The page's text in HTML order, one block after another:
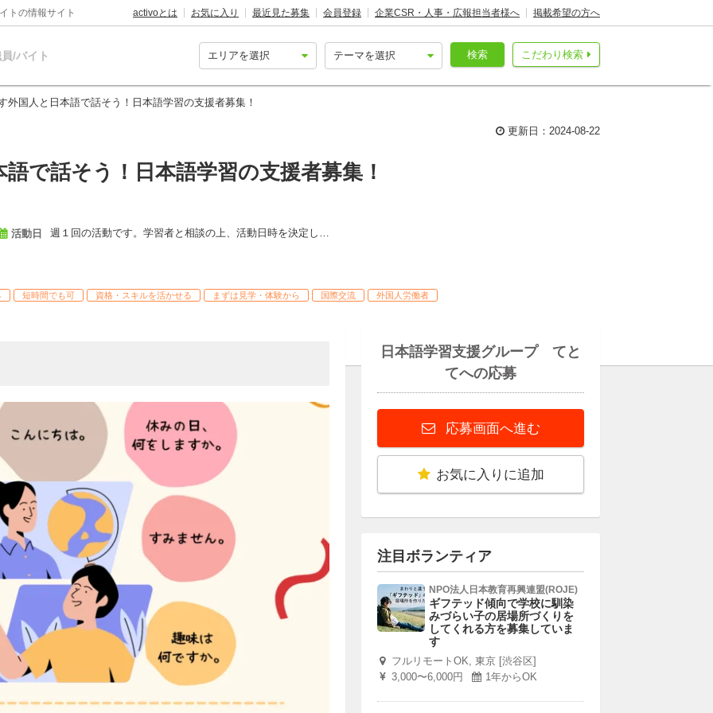
トの情報サイト activoとは お気に入り 最近見た募集 会員登録 企業CSR・人事・広報担当者様へ 掲載希望の方へ
/バイト こだわり検索
検索
外国人と日本語で話そう！日本語学習の支援者募集！
更新日：2024-08-22
で話そう！日本語学習の支援者募集！
活動日 週１回の活動です。学習者と相談の上、活動日時を決定します。
短時間でも可 資格・スキルを活かせる まずは見学・体験から 国際交流 外国人労働者
日本語学習支援グループ てと
てへの応募
応募画面へ進む
お気に入りに追加
注目ボランティア
NPO法人日本教育再興連盟(ROJE)
ギフテッド傾向で学校に馴染
みづらい子の居場所づくりを
してくれる方を募集していま
す
フルリモートOK, 東京 [渋谷区]
3,000〜6,000円
1年からOK